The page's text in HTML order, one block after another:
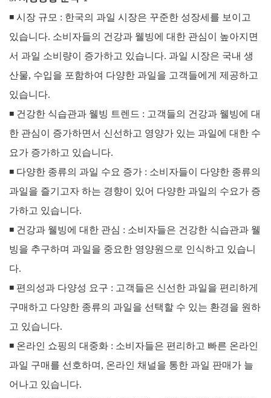
◾ 시장 규모 : 한국의 과일 시장은 꾸준한 성장세를 보이고
있습니다. 소비자들의 건강과 웰빙에 대한 관심이 높아지면
서 과일 소비량이 증가하고 있습니다. 과일 시장은 국내 생
산물, 수입을 포함하여 다양한 과일을 고객들에게 제공하고
있습니다.
◾ 건강한 식습관과 웰빙 트렌드 : 고객들의 건강과 웰빙에 대
한 관심이 증가하면서 신선하고 영양가 있는 과일에 대한 수
요가 증가하고 있습니다.
◾ 다양한 종류의 과일 수요 증가 : 소비자들이 다양한 종류의
과일을 즐기고자 하는 경향이 있어 다양한 과일의 수요가 증
가하고 있습니다.
◾ 건강과 웰빙에 대한 관심 : 소비자들은 건강한 식습관과 웰
빙을 추구하며 과일을 중요한 영양원으로 인식하고 있습니
다.
◾ 편의성과 다양성 요구 : 고객들은 신선한 과일을 편리하게
구매하고 다양한 종류의 과일을 선택할 수 있는 환경을 원하
고 있습니다.
◾ 온라인 쇼핑의 대중화 : 소비자들은 편리하고 빠른 온라인
과일 구매를 선호하며, 온라인 채널을 통한 과일 판매가 늘
어나고 있습니다.